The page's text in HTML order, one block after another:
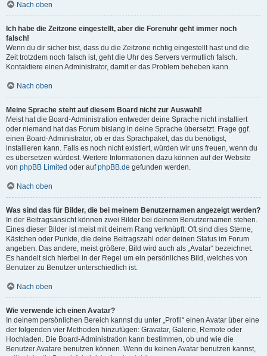
Nach oben
Ich habe die Zeitzone eingestellt, aber die Forenuhr geht immer noch
falsch!
Wenn du dir sicher bist, dass du die Zeitzone richtig eingestellt hast und die
Zeit trotzdem noch falsch ist, geht die Uhr des Servers vermutlich falsch.
Kontaktiere einen Administrator, damit er das Problem beheben kann.
Nach oben
Meine Sprache steht auf diesem Board nicht zur Auswahl!
Meist hat die Board-Administration entweder deine Sprache nicht installiert
oder niemand hat das Forum bislang in deine Sprache übersetzt. Frage ggf.
einen Board-Administrator, ob er das Sprachpaket, das du benötigst,
installieren kann. Falls es noch nicht existiert, würden wir uns freuen, wenn du
es übersetzen würdest. Weitere Informationen dazu können auf der Website
von phpBB Limited oder aufphpBB.de gefunden werden.
Nach oben
Was sind das für Bilder, die bei meinem Benutzernamen angezeigt werden?
In der Beitragsansicht können zwei Bilder bei deinem Benutzernamen stehen.
Eines dieser Bilder ist meist mit deinem Rang verknüpft: Oft sind dies Sterne,
Kästchen oder Punkte, die deine Beitragszahl oder deinen Status im Forum
angeben. Das andere, meist größere, Bild wird auch als „Avatar“ bezeichnet.
Es handelt sich hierbei in der Regel um ein persönliches Bild, welches von
Benutzer zu Benutzer unterschiedlich ist.
Nach oben
Wie verwende ich einen Avatar?
In deinem persönlichen Bereich kannst du unter „Profil“ einen Avatar über eine
der folgenden vier Methoden hinzufügen: Gravatar, Galerie, Remote oder
Hochladen. Die Board-Administration kann bestimmen, ob und wie die
Benutzer Avatare benutzen können. Wenn du keinen Avatar benutzen kannst,